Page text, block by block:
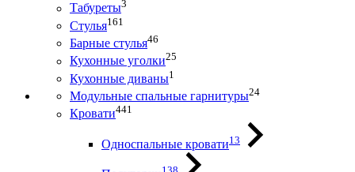
Табуреты3
Стулья161
Барные стулья46
Кухонные уголки25
Кухонные диваны1
Модульные спальные гарнитуры24
Кровати441
Односпальные кровати13
138